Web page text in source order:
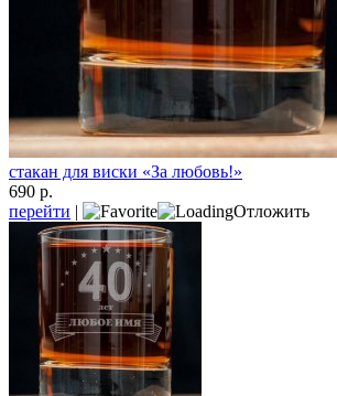
стакан для виски «За любовь!»
690 р.
перейти | Отложить